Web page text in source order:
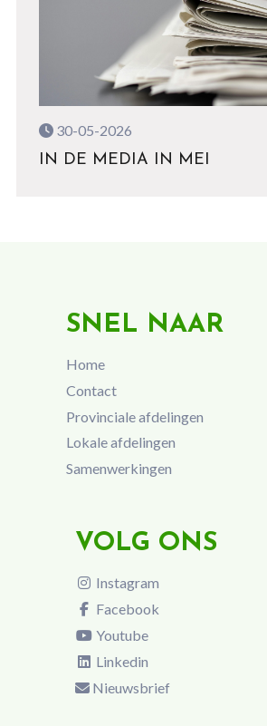
30-05-2026
IN DE MEDIA IN MEI
SNEL NAAR
Home
Contact
Provinciale afdelingen
Lokale afdelingen
Samenwerkingen
VOLG ONS
Instagram
Facebook
Youtube
Linkedin
Nieuwsbrief